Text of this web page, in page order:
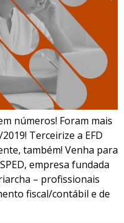
números! Foram mais
Terceirize a EFD
também! Venha para
empresa fundada
– profissionais
fiscal/contábil e de